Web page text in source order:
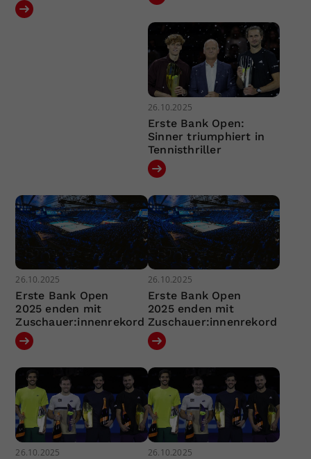
26.10.2025
Erste Bank Open:
Sinner triumphiert in
Tennisthriller
26.10.2025
Erste Bank Open
2025 enden mit
Zuschauer:innenrekord
26.10.2025
Erste Bank Open
2025 enden mit
Zuschauer:innenrekord
26.10.2025 26.10.2025